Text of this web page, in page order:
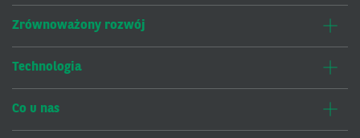
Zrównoważony rozwój
Technologia
Co u nas